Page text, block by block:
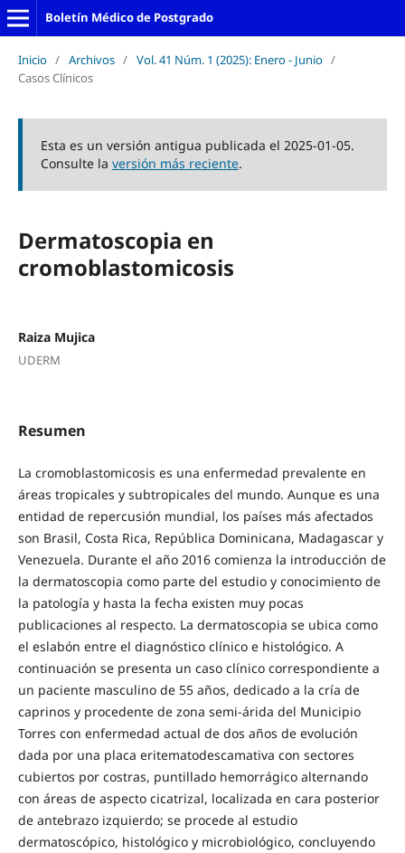
Boletín Médico de Postgrado
Inicio / Archivos / Vol. 41 Núm. 1 (2025): Enero - Junio /
Casos Clínicos
Esta es un versión antigua publicada el 2025-01-05.
Consulte la versión más reciente.
Dermatoscopia en
cromoblastomicosis
Raiza Mujica
UDERM
Resumen
La cromoblastomicosis es una enfermedad prevalente en
áreas tropicales y subtropicales del mundo. Aunque es una
entidad de repercusión mundial, los países más afectados
son Brasil, Costa Rica, República Dominicana, Madagascar y
Venezuela. Durante el año 2016 comienza la introducción de
la dermatoscopia como parte del estudio y conocimiento de
la patología y hasta la fecha existen muy pocas
publicaciones al respecto. La dermatoscopia se ubica como
el eslabón entre el diagnóstico clínico e histológico. A
continuación se presenta un caso clínico correspondiente a
un paciente masculino de 55 años, dedicado a la cría de
caprinos y procedente de zona semi-árida del Municipio
Torres con enfermedad actual de dos años de evolución
dada por una placa eritematodescamativa con sectores
cubiertos por costras, puntillado hemorrágico alternando
con áreas de aspecto cicatrizal, localizada en cara posterior
de antebrazo izquierdo; se procede al estudio
dermatoscópico, histológico y microbiológico, concluyendo